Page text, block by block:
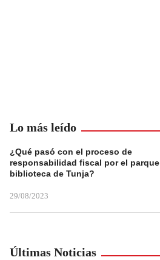
Lo más leído
¿Qué pasó con el proceso de
responsabilidad fiscal por el parque
biblioteca de Tunja?
29/08/2023
Últimas Noticias